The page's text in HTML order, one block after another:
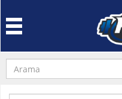
Tozu
Performans
ve